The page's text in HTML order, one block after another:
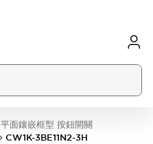
平面鑲嵌框型 按鈕開關
CW1K-3BE11N2-3H